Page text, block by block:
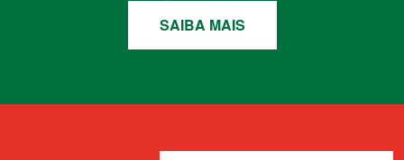
SAIBA MAIS